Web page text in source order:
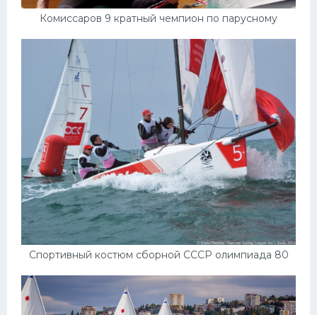
Комиссаров 9 кратный чемпион по парусному
Спортивный костюм сборной СССР олимпиада 80